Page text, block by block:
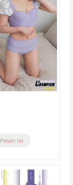
Pesan Ini